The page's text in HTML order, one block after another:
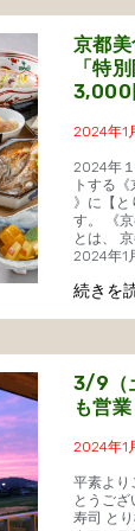
京都
「特
3,000
2024年1
2024年
トする
》に【と
す。 《
とは、
2024年1
続きを
3/9（
も営
2024年1
平素より
とうご
寿司 と